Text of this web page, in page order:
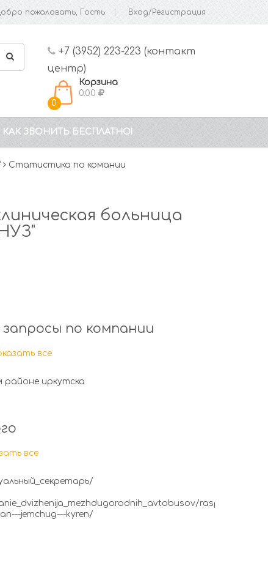
пожаловать, Гость Вход/Регистрация
+7 (3952) 223-223 (контакт
центр)
0
Корзина
0.00
КАК ЗВОНИТЬ БЕСПЛАТНО!
Статистика по комании
больница
по компании
все
районе иркутска
все
raspisanie-
jemchug---kyren/